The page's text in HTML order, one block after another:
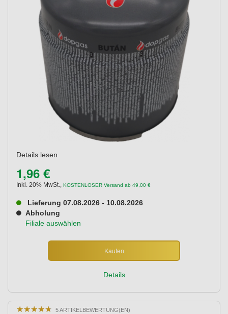
Details lesen
1,96 €
Inkl. 20% MwSt., KOSTENLOSER Versand ab 49,00 €
Lieferung 07.08.2026 - 10.08.2026
Abholung
Filiale auswählen
Kaufen
Details
★★★★★
★★★★★ 5 ARTIKELBEWERTUNG(EN)